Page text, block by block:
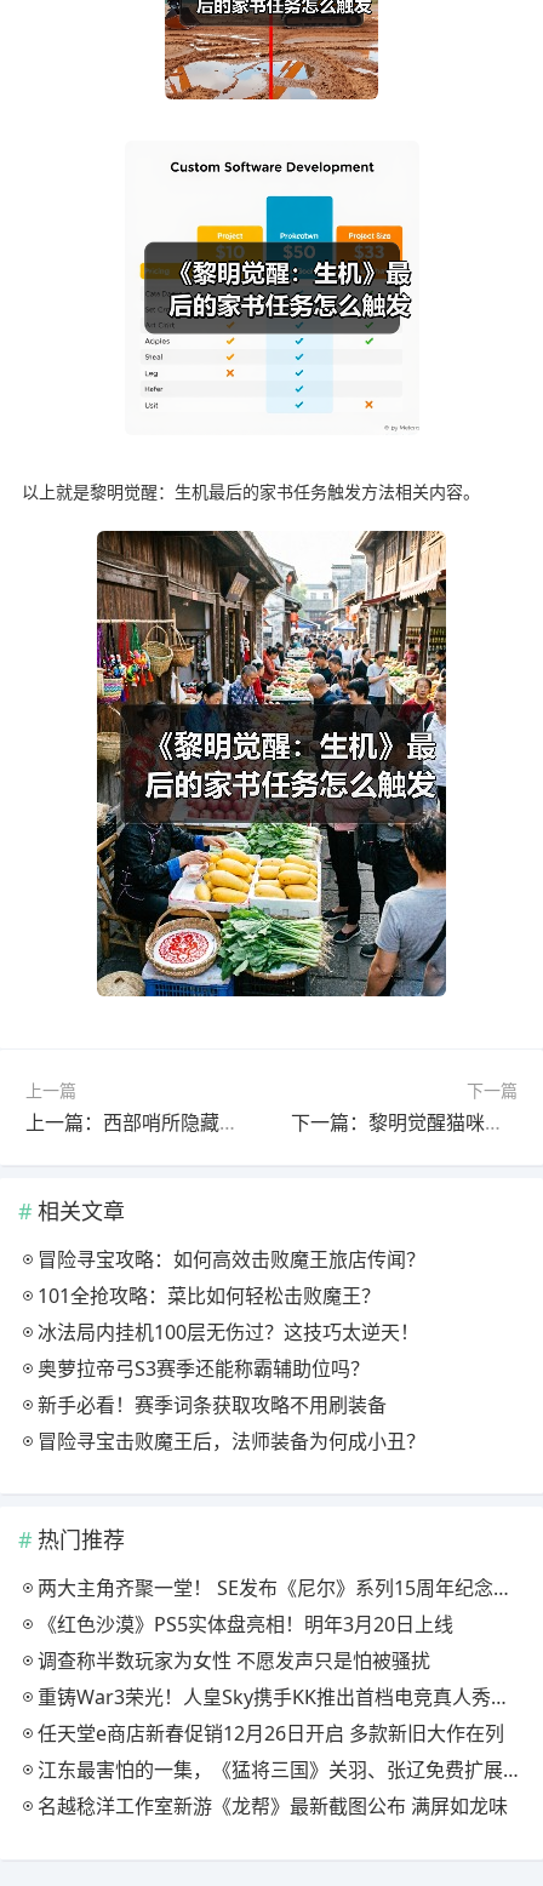
以上就是黎明觉醒：生机最后的家书任务触发方法相关内容。
上一篇
上一篇：西部哨所隐藏任务怎么完成？酸雨防护服获取攻略
下一篇
下一篇：黎明觉醒猫咪支线任务怎么接？红木林地位置全解析
相关文章
冒险寻宝攻略：如何高效击败魔王旅店传闻？
101全抢攻略：菜比如何轻松击败魔王？
冰法局内挂机100层无伤过？这技巧太逆天！
奥萝拉帝弓S3赛季还能称霸辅助位吗？
新手必看！赛季词条获取攻略不用刷装备
冒险寻宝击败魔王后，法师装备为何成小丑？
热门推荐
两大主角齐聚一堂！ SE发布《尼尔》系列15周年纪念典藏套装
《红色沙漠》PS5实体盘亮相！明年3月20日上线
调查称半数玩家为女性 不愿发声只是怕被骚扰
重铸War3荣光！人皇Sky携手KK推出首档电竞真人秀《寻找下一个Sky》
任天堂e商店新春促销12月26日开启 多款新旧大作在列
江东最害怕的一集，《猛将三国》关羽、张辽免费扩展包现已上线
名越稔洋工作室新游《龙帮》最新截图公布 满屏如龙味